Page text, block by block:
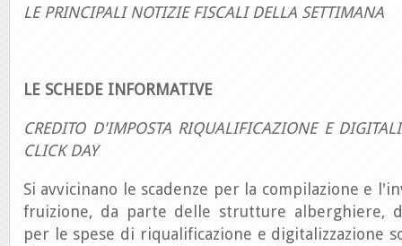
LE PRINCIPALI NOTIZIE FISCALI DELLA SETTIMANA
LE SCHEDE INFORMATIVE
CREDITO D'IMPOSTA RIQUALIFICAZIONE E
CLICK DAY
Si avvicinano le scadenze per la compilazione e
fruizione, da parte delle strutture alberghiere,
per le spese di riqualificazione e digitalizzazione